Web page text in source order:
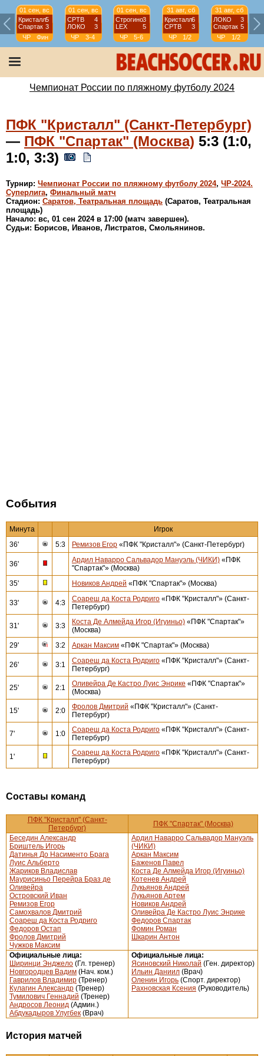
01 сен, вс
Кристалл5
Спартак 3
ЧР
Фин
01 сен, вс
СРТВ
4
ЛОКО
3
ЧР
3-4
01 сен, вс
Строгино3
LEX
5
ЧР
5-6
31 авг, сб
Кристалл6
СРТВ
3
ЧР
1/2
31 авг, сб
ЛОКО
3
Спартак 5
ЧР
1/2
Чемпионат России по пляжному футболу 2024
ПФК "Кристалл" (Санкт-Петербург)
— ПФК "Спартак" (Москва) 5:3 (1:0,
1:0, 3:3)
Турнир: Чемпионат России по пляжному футболу 2024, ЧР-2024.
Суперлига, Финальный матч
Стадион: Саратов, Театральная площадь (Саратов, Театральная
площадь)
Начало: вс, 01 сен 2024 в 17:00 (матч завершен).
Судьи: Борисов, Иванов, Листратов, Смольянинов.
События
Минута
Игрок
36'
5:3 Ремизов Егор «ПФК "Кристалл"» (Санкт-Петербург)
36' Ардил Наварро Сальвадор Мануэль (ЧИКИ) «ПФК
"Спартак"» (Москва)
35'
Новиков Андрей «ПФК "Спартак"» (Москва)
33' 4:3 Соареш да Коста Родриго «ПФК "Кристалл"» (Санкт-
Петербург)
31' 3:3 Коста Де Алмейда Игор (Игуиньо) «ПФК "Спартак"»
(Москва)
29'
3:2 Аркан Максим «ПФК "Спартак"» (Москва)
26' 3:1 Соареш да Коста Родриго «ПФК "Кристалл"» (Санкт-
Петербург)
25' 2:1 Оливейра Де Кастро Луис Энрике «ПФК "Спартак"»
(Москва)
15' 2:0 Фролов Дмитрий «ПФК "Кристалл"» (Санкт-
Петербург)
7' 1:0 Соареш да Коста Родриго «ПФК "Кристалл"» (Санкт-
Петербург)
1' Соареш да Коста Родриго «ПФК "Кристалл"» (Санкт-
Петербург)
Составы команд
ПФК "Кристалл" (Санкт-
Петербург)
ПФК "Спартак" (Москва)
Беседин Александр
Бриштель Игорь
Датинья До Насименто Брага
Луис Альберто
Жариков Владислав
Маурисиньо Перейра Браз де
Оливейра
Островский Иван
Ремизов Егор
Самохвалов Дмитрий
Соареш да Коста Родриго
Федоров Остап
Фролов Дмитрий
Чужков Максим
Ардил Наварро Сальвадор Мануэль
(ЧИКИ)
Аркан Максим
Баженов Павел
Коста Де Алмейда Игор (Игуиньо)
Котенев Андрей
Лукьянов Андрей
Лукьянов Артем
Новиков Андрей
Оливейра Де Кастро Луис Энрике
Федоров Спартак
Фомин Роман
Шкарин Антон
Официальные лица:
Ширинци Энджело (Гл. тренер)
Новгородцев Вадим (Нач. ком.)
Гаврилов Владимир (Тренер)
Кулагин Александр (Тренер)
Тумилович Геннадий (Тренер)
Андросов Леонид (Админ.)
Абдукадыров Улугбек (Врач)
Официальные лица:
Ясиновский Николай (Ген. директор)
Ильин Даниил (Врач)
Оленин Игорь (Спорт. директор)
Рахновская Ксения (Руководитель)
История матчей